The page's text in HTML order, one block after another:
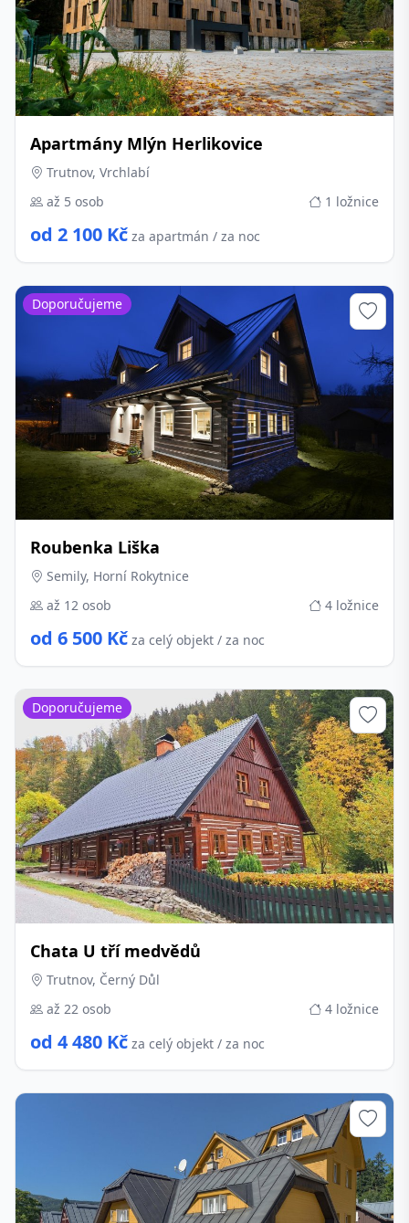
Apartmány Mlýn Herlikovice
Trutnov, Vrchlabí
až 5 osob
1 ložnice
od 2 100 Kč za apartmán / za noc
Roubenka Liška
Semily, Horní Rokytnice
až 12 osob
4 ložnice
od 6 500 Kč za celý objekt / za noc
Doporučujeme
Chata U tří medvědů
Trutnov, Černý Důl
až 22 osob
4 ložnice
od 4 480 Kč za celý objekt / za noc
Doporučujeme